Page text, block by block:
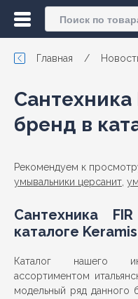
Главная /
бренд в
Рекомендуем к
умывальники церсанит
Сантехника
каталоге Keramis
Каталог нашего
ассортиментом
модельный ряд данного